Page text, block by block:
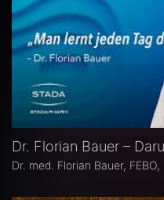
Dr. Florian Bauer –